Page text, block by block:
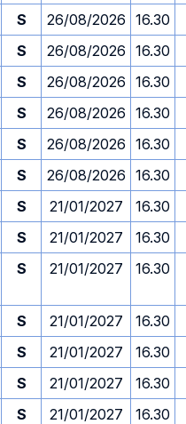
S 26/08/2026 16.30
S 26/08/2026 16.30
S 26/08/2026 16.30
S 26/08/2026 16.30
S 26/08/2026 16.30
S 26/08/2026 16.30
S 21/01/2027 16.30
S 21/01/2027 16.30
S 21/01/2027 16.30
S 21/01/2027 16.30
S 21/01/2027 16.30
S 21/01/2027 16.30
S 21/01/2027 16.30